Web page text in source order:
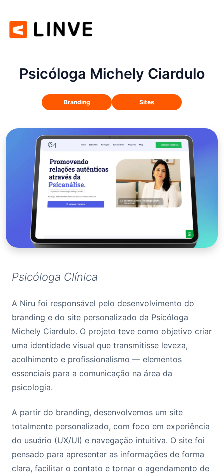
Psicóloga Michely Ciardulo
Branding Sites
Psicóloga Clínica
A Niru foi responsável pelo desenvolvimento do
branding e do site personalizado da Psicóloga
Michely Ciardulo. O projeto teve como objetivo criar
uma identidade visual que transmitisse leveza,
acolhimento e profissionalismo — elementos
essenciais para a comunicação na área da
psicologia.
A partir do branding, desenvolvemos um site
totalmente personalizado, com foco em experiência
do usuário (UX/UI) e navegação intuitiva. O site foi
pensado para apresentar as informações de forma
clara, facilitar o contato e tornar o agendamento de